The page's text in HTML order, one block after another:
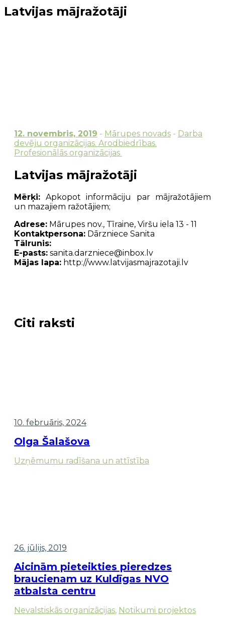
Latvijas mājražotāji
12. novembris, 2019 - Mārupes novads - Darba
devēju organizācijas. Arodbiedrības.
Profesionālās organizācijas
Latvijas mājražotāji
Mērķi: Apkopot informāciju par mājražotājiem
un mazajiem ražotājiem;
Adrese: Mārupes nov., Tīraine, Viršu iela 13 - 11
Kontaktpersona: Dārzniece Sanita
Tālrunis:
E-pasts: sanita.darzniece@inbox.lv
Mājas lapa: http://www.latvijasmajrazotaji.lv
Citi raksti
10. februāris, 2024
Olga Šalašova
Uzņēmumu radīšana un attīstība
26. jūlijs, 2019
Aicinām pieteikties pieredzes
braucienam uz Kuldīgas NVO
atbalsta centru
Nevalstiskās organizācijas, Notikumi projektos